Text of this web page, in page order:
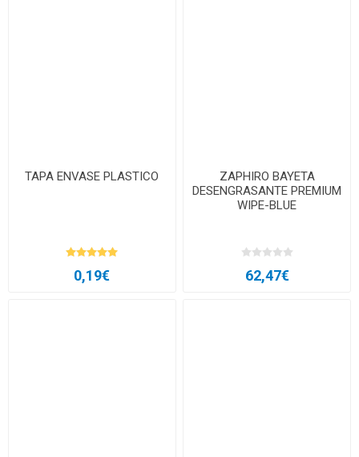
TAPA ENVASE PLASTICO
0,19€
ZAPHIRO BAYETA
DESENGRASANTE PREMIUM
WIPE-BLUE
62,47€